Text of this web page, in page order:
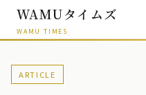
WAMUタイムズ
WAMU TIMES
ARTICLE